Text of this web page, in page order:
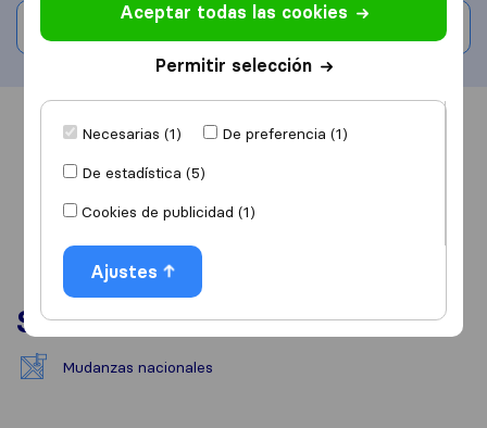
Escribe una valoración
Información Valoraciones
Servicios
Mudanzas nacionales
Aceptar todas las cookies
Permitir selección
Necesarias (1)
De preferencia (1)
De estadística (5)
Cookies de publicidad (1)
Ajustes